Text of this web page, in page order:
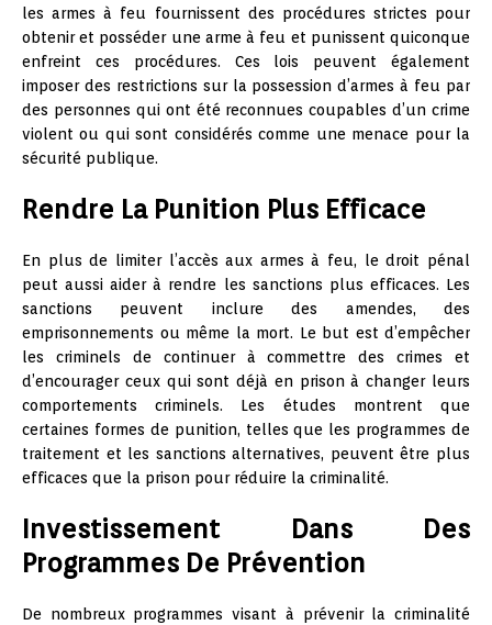
les armes à feu fournissent des procédures strictes pour
obtenir et posséder une arme à feu et punissent quiconque
enfreint ces procédures. Ces lois peuvent également
imposer des restrictions sur la possession d’armes à feu par
des personnes qui ont été reconnues coupables d’un crime
violent ou qui sont considérés comme une menace pour la
sécurité publique.
Rendre La Punition Plus Efficace
En plus de limiter l’accès aux armes à feu, le droit pénal
peut aussi aider à rendre les sanctions plus efficaces. Les
sanctions peuvent inclure des amendes, des
emprisonnements ou même la mort. Le but est d’empêcher
les criminels de continuer à commettre des crimes et
d’encourager ceux qui sont déjà en prison à changer leurs
comportements criminels. Les études montrent que
certaines formes de punition, telles que les programmes de
traitement et les sanctions alternatives, peuvent être plus
efficaces que la prison pour réduire la criminalité.
Investissement Dans Des
Programmes De Prévention
De nombreux programmes visant à prévenir la criminalité